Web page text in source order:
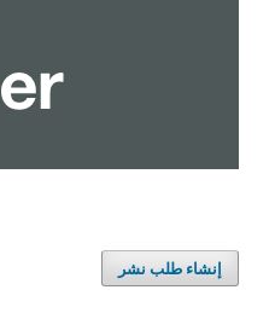
إنشاء طلب نشر